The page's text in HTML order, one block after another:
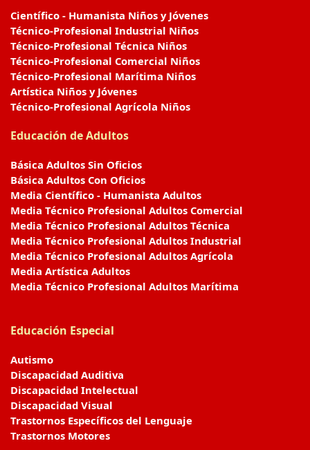
Científico - Humanista Niños y Jóvenes
Técnico-Profesional Industrial Niños
Técnico-Profesional Técnica Niños
Técnico-Profesional Comercial Niños
Técnico-Profesional Marítima Niños
Artística Niños y Jóvenes
Técnico-Profesional Agrícola Niños
Educación de Adultos
Básica Adultos Sin Oficios
Básica Adultos Con Oficios
Media Científico - Humanista Adultos
Media Técnico Profesional Adultos Comercial
Media Técnico Profesional Adultos Técnica
Media Técnico Profesional Adultos Industrial
Media Técnico Profesional Adultos Agrícola
Media Artística Adultos
Media Técnico Profesional Adultos Marítima
Educación Especial
Autismo
Discapacidad Auditiva
Discapacidad Intelectual
Discapacidad Visual
Trastornos Específicos del Lenguaje
Trastornos Motores